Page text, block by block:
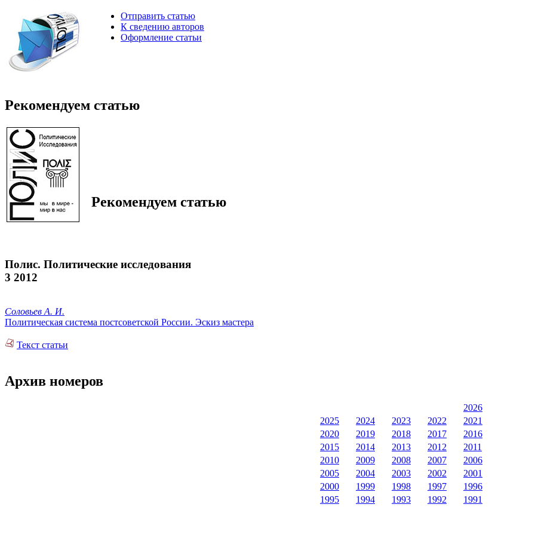
Отправить статью
К сведению авторов
Оформление статьи
Рекомендуем статью
Рекомендуем статью
Полис. Политические исследования
3 2012
Соловьев А. И.
Политическая система постсоветской России. Эскиз мастера
Текст статьи
Архив номеров
2026
2025
2024 2023 2022
2021
2020
2019 2018 2017
2016
2015
2014 2013 2012
2011
2010
2009 2008 2007
2006
2005
2004 2003 2002
2001
2000
1999 1998 1997
1996
1995
1994 1993 1992 1991